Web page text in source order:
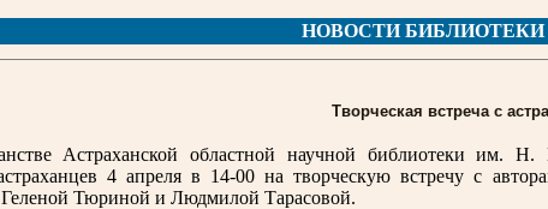
НОВОСТИ БИБЛИОТЕКИ
Творческая встреча с
Астраханской областной научной библиотеки им.
4 апреля в 14-00 на творческую встречу с
Тюриной и Людмилой Тарасовой.